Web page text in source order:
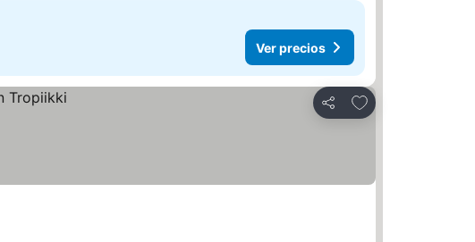
Ver precios
Compartir
Añadir a favoritos